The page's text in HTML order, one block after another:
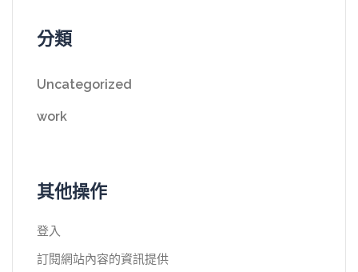
分類
Uncategorized
work
其他操作
登入
訂閱網站內容的資訊提供